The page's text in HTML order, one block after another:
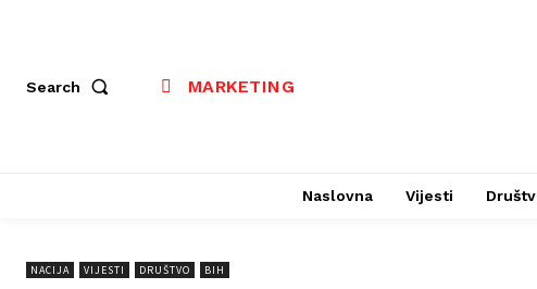
Search MARKETING
Naslovna Vijesti
NACIJA VIJESTI DRUŠTVO BIH